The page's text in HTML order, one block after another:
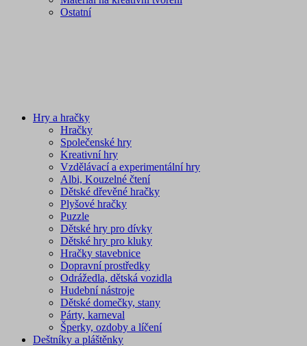
Ostatní
Hry a hračky
Hračky
Společenské hry
Kreativní hry
Vzdělávací a experimentální hry
Albi, Kouzelné čtení
Dětské dřevěné hračky
Plyšové hračky
Puzzle
Dětské hry pro dívky
Dětské hry pro kluky
Hračky stavebnice
Dopravní prostředky
Odrážedla, dětská vozidla
Hudební nástroje
Dětské domečky, stany
Párty, karneval
Šperky, ozdoby a líčení
Deštníky a pláštěnky